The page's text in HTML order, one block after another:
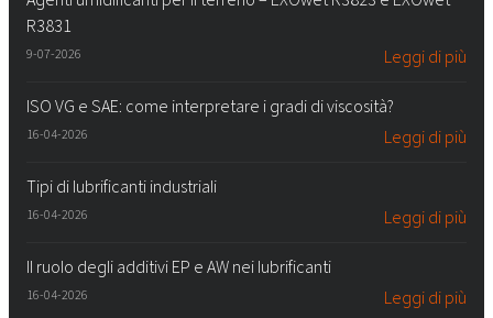
R3831
9-07-2026 Leggi di più
ISO VG e SAE: come interpretare i gradi di viscosità?
16-04-2026 Leggi di più
Tipi di lubrificanti industriali
16-04-2026 Leggi di più
Il ruolo degli additivi EP e AW nei lubrificanti
16-04-2026 Leggi di più